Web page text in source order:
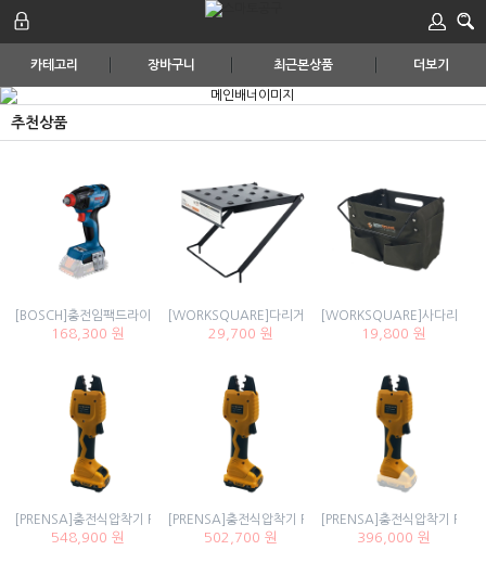
카테고리 장바구니 최근본상품 더보기
추천상품
[BOSCH]충전임팩드라이버/렌치 GDX18V-210C(18V)#본체
168,300 원
[WORKSQUARE]다리거치형 작업대 400001
29,700 원
[WORKSQUARE]사다리가
19,800 원
[PRENSA]충전식압착기 PEK50MLD2(12V)#2.0Ah-2pack
548,900 원
[PRENSA]충전식압착기 PEK50MLD1(12V)#2.0Ah-
502,700 원
[PRENSA]충전식압착기
396,000 원